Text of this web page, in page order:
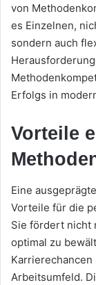
von
es Einzelnen,
sondern auch
Erfolgs in
Vorteile
Eine
Vorteile für die
Sie fördert nicht
optimal zu
Arbeitsumfeld.